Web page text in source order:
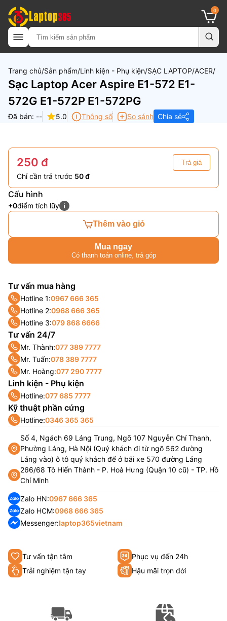
0
Trang chủ Sản phẩm Linh kiện - Phụ kiện SẠC LAPTOP ACER
Sạc Laptop Acer Aspire E1-572 E1-
572G E1-572P E1-572PG
Đã bán: -- 5.0 Thông số So sánh Chia sẻ
Tư vấn tận tâm
Phục vụ đến 24h
Trải nghiệm tận tay
Hậu mãi trọn đời
250 đ Trả giá
Chỉ cần trả trước 50 đ
Cấu hình
+0điểm tích lũy
Thêm vào giỏ
Mua ngay
Có thanh toán online, trả góp
Tư vấn mua hàng
Hotline 1:0967 666 365
Hotline 2:0968 666 365
Hotline 3:079 868 6666
Tư vấn 24/7
Mr. Thành:077 389 7777
Mr. Tuấn:078 389 7777
Mr. Hoàng:077 290 7777
Linh kiện - Phụ kiện
Hotline:077 685 7777
Kỹ thuật phần cứng
Hotline:0346 365 365
Số 4, Ngách 69 Láng Trung, Ngõ 107 Nguyễn Chí Thanh,
Phường Láng, Hà Nội (Quý khách đi từ ngõ 562 đường
Láng vào) ô tô quý khách để ở bãi xe 570 đường Láng
266/68 Tô Hiến Thành - P. Hoà Hưng (Quận 10 cũ) - TP. Hồ
Chí Minh
Zalo HN:0967 666 365
Zalo HCM:0968 666 365
Messenger:laptop365vietnam